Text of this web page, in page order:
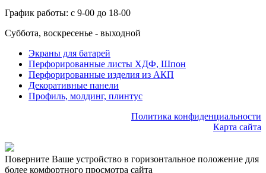
График работы: с 9-00 до 18-00
Суббота, воскресенье - выходной
Экраны для батарей
Перфорированные листы ХДФ, Шпон
Перфорированные изделия из АКП
Декоративные панели
Профиль, молдинг, плинтус
Политика конфиденциальности
Карта сайта
Поверните Ваше устройство в горизонтальное положение для
более комфортного просмотра сайта